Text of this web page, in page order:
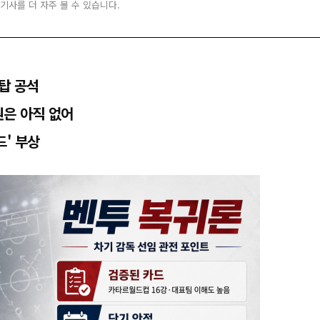
사를 더 자주 볼 수 있습니다.
공석
아직 없어
' 부상